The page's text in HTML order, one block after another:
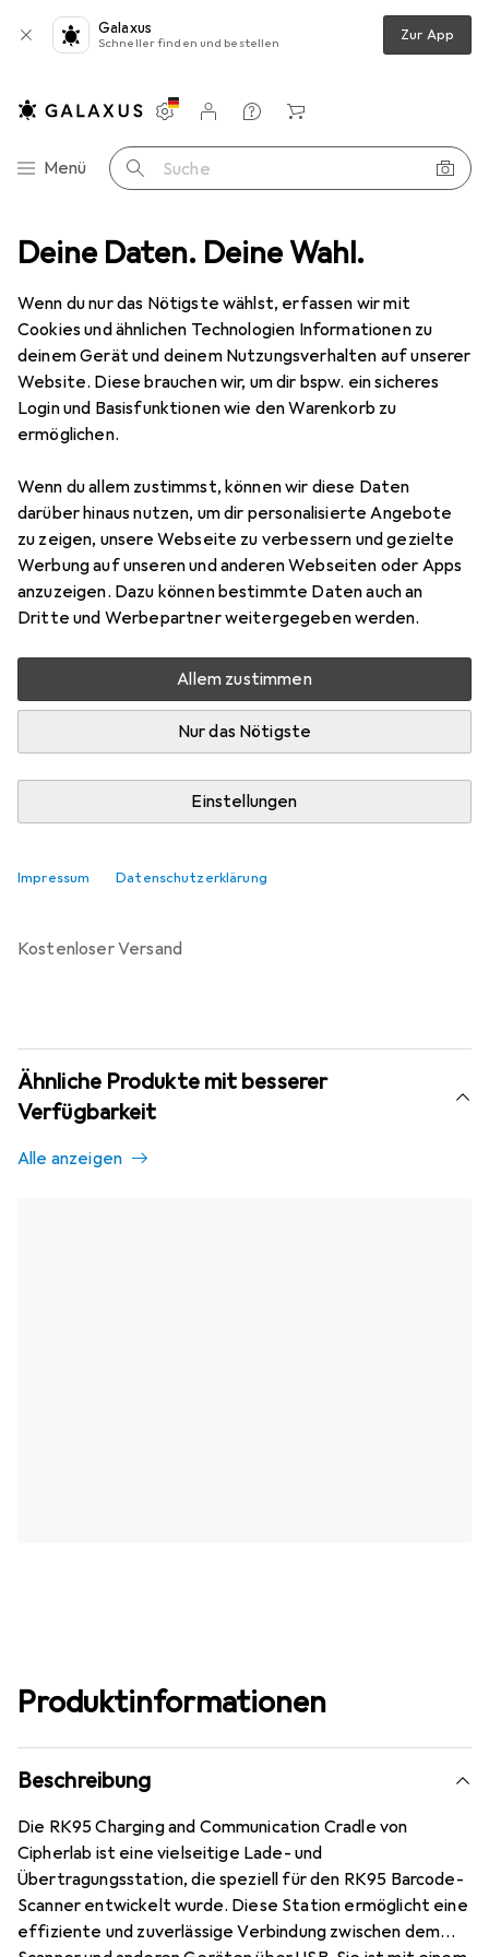
Deine Daten. Deine Wahl.
Wenn du nur das Nötigste wählst, erfassen wir mit
Cookies und ähnlichen Technologien Informationen zu
deinem Gerät und deinem Nutzungsverhalten auf unserer
Website. Diese brauchen wir, um dir bspw. ein sicheres
Login und Basisfunktionen wie den Warenkorb zu
ermöglichen.
Wenn du allem zustimmst, können wir diese Daten
darüber hinaus nutzen, um dir personalisierte Angebote
zu zeigen, unsere Webseite zu verbessern und gezielte
Werbung auf unseren und anderen Webseiten oder Apps
anzuzeigen. Dazu können bestimmte Daten auch an
Dritte und Werbepartner weitergegeben werden.
Allem zustimmen
Nur das Nötigste
Einstellungen
Impressum Datenschutzerklärung
Galaxus
Schneller finden und bestellen Zur App
Navigation nach Kategorien
Menü Suche
Einstellungen
Kundenkonto
Vergleichslisten
Merklisten
Warenkorb
Scanner Zubehör Cipherlab RK95 Charging and Com. Cradle
CipherlabRK95 Charging and Com.
Cradle
Preis in EUR inkl. MwSt.
EUR
345,56
Bewertungen Marke
Mehr von Cipherlab
Zwischen Di, 25.8. und Do, 27.8. geliefert
10 Stück bestellt
Benachrichtigen, wenn schneller verfügbar
Lieferort angeben für genaue Lieferzeit
kostenloser Versand
Ähnliche Produkte mit besserer
Verfügbarkeit
Alle anzeigen
Produktinformationen
Beschreibung
Die RK95 Charging and Communication Cradle von
Cipherlab ist eine vielseitige Lade- und
Übertragungsstation, die speziell für den RK95 Barcode-
Scanner entwickelt wurde. Diese Station ermöglicht eine
effiziente und zuverlässige Verbindung zwischen dem